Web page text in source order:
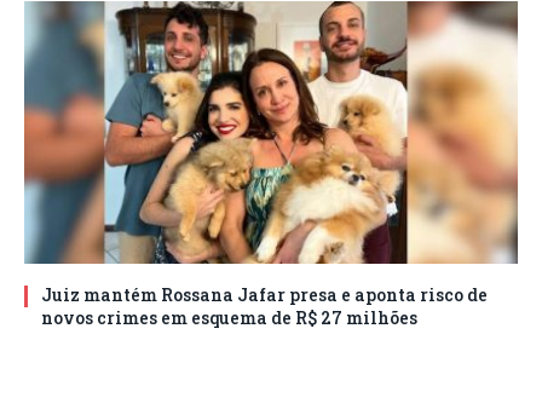
Juiz mantém Rossana Jafar presa e aponta risco de
novos crimes em esquema de R$ 27 milhões